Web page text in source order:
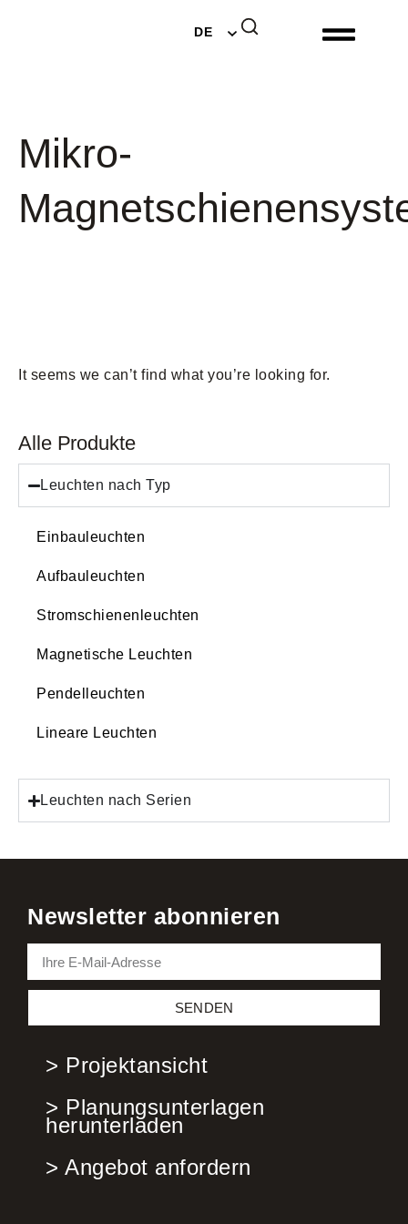
DE
NL
Mikro-
Alle Produkte
Leuchten nach Typ
Einbauleuchten
Aufbauleuchten
Stromschienenleuchten
Magnetische Leuchten
Pendelleuchten
Lineare Leuchten
Leuchten nach Serien
It seems we can’t find what you’re looking for.
Newsletter abonnieren
SENDEN
> Projektansicht
> Planungsunterlagen
herunterladen
> Angebot anfordern